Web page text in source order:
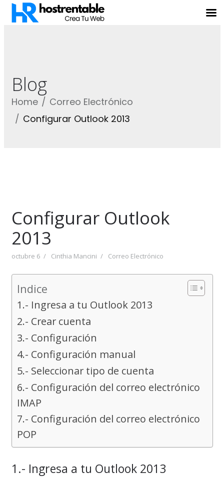
Blog
Home
Correo Electrónico
Configurar Outlook 2013
Configurar Outlook
2013
octubre 6 Cinthia Mancini Correo Electrónico
Indice
1.- Ingresa a tu Outlook 2013
2.- Crear cuenta
3.- Configuración
4.- Configuración manual
5.- Seleccionar tipo de cuenta
6.- Configuración del correo electrónico
IMAP
7.- Configuración del correo electrónico
POP
1.- Ingresa a tu Outlook 2013